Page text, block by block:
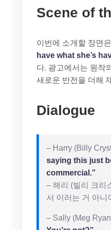
Scene of
이번에 소개할 장면
have what she’s
다. 광고에서는 원작
새로운 반전을 더해
Dialogue
– Harry (Billy
saying this just
commercial.”
– 해리 (빌리 크리
서 이러는 거 아니
– Sally (Meg